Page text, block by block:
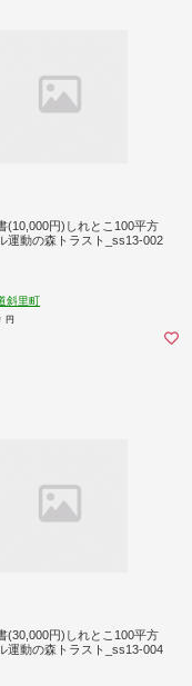
(10,000円)しれとこ100平方
運動の森トラスト_ss13-002
斜里町
円
(30,000円)しれとこ100平方
運動の森トラスト_ss13-004